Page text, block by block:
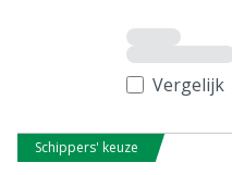
Vergelijk
Schippers' keuze